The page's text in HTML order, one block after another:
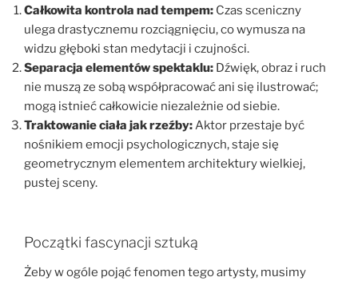
Całkowita kontrola nad tempem: Czas sceniczny
ulega drastycznemu rozciągnięciu, co wymusza na
widzu głęboki stan medytacji i czujności.
Separacja elementów spektaklu: Dźwięk, obraz i ruch
nie muszą ze sobą współpracować ani się ilustrować;
mogą istnieć całkowicie niezależnie od siebie.
Traktowanie ciała jak rzeźby:Aktor przestaje być
nośnikiem emocji psychologicznych, staje się
geometrycznym elementem architektury wielkiej,
pustej sceny.
Początki fascynacji sztuką
Żeby w ogóle pojąć fenomen tego artysty, musimy